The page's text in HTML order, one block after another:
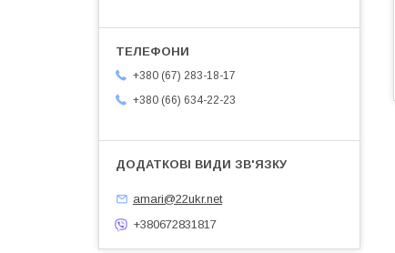
+380 (67) 283-18-17
+380 (66) 634-22-23
amari@22ukr.net
+380672831817